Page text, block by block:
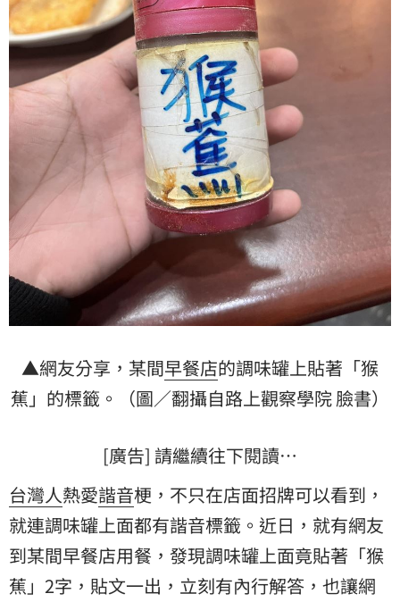
▲網友分享，某間早餐店的調味罐上貼著「猴
蕉」的標籤。（圖／翻攝自路上觀察學院 臉書）
[廣告] 請繼續往下閱讀…
台灣人熱愛諧音梗，不只在店面招牌可以看到，
就連調味罐上面都有諧音標籤。近日，就有網友
到某間早餐店用餐，發現調味罐上面竟貼著「猴
蕉」2字，貼文一出，立刻有內行解答，也讓網